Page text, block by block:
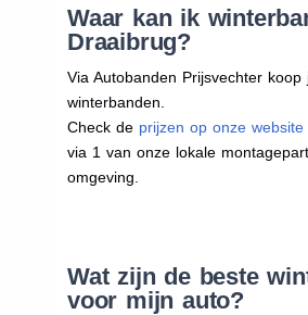
Waar kan ik
Draaibrug?
Via Autobanden Prijsvechter
winterbanden.
Check de prijzen op onze website
via 1 van onze lokale
omgeving.
Wat zijn de beste
voor mijn auto?